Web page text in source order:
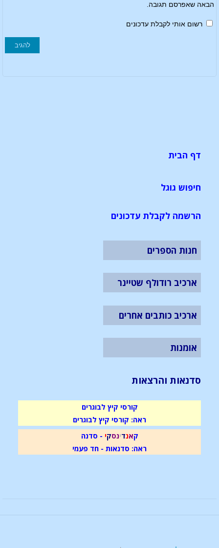
הבאה שאפרסם תגובה.
רשום אותי לקבלת עדכונים
דף הבית
חיפוש גוגל
הרשמה לקבלת עדכונים
חנות הספרים
ארכיב רודולף שטיינר
ארכיב כותבים אחרים
אומנות
סדנאות והרצאות
קורסי קיץ לבוגרים
ראה: קורסי קיץ לבוגרים
קאנדינסקי - סדנה
ראה: סדנאות - חד פעמי